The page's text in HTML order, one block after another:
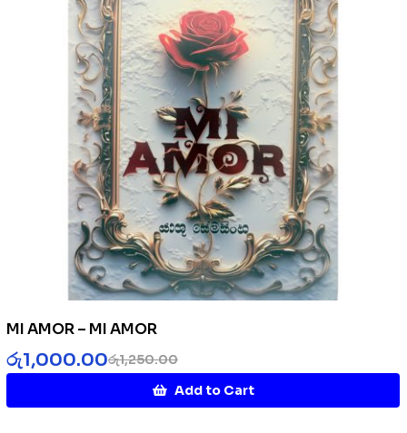
MI AMOR – MI AMOR
රු1,250.00
රු1,000.00
Add to Cart